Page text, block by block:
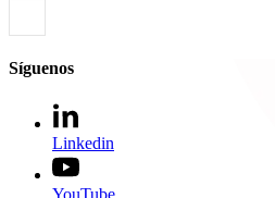
Síguenos
Linkedin
YouTube